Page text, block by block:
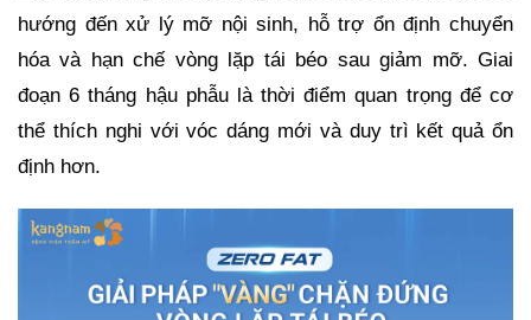
hướng đến xử lý mỡ nội sinh, hỗ trợ ổn định chuyển
hóa và hạn chế vòng lặp tái béo sau giảm mỡ. Giai
đoạn 6 tháng hậu phẫu là thời điểm quan trọng để cơ
thể thích nghi với vóc dáng mới và duy trì kết quả ổn
định hơn.